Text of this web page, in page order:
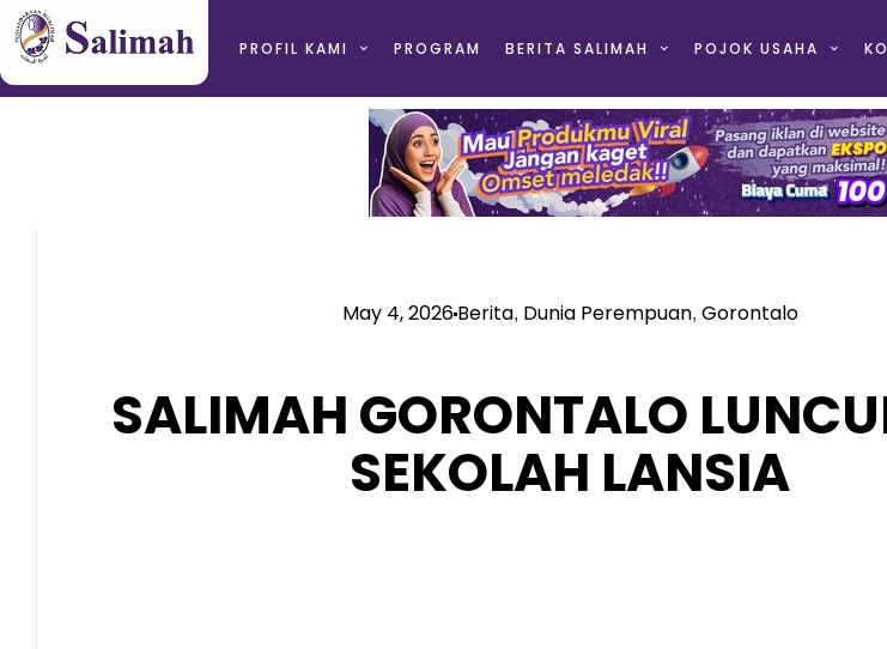
PROFIL KAMI PROGRAM BERITA SALIMAH POJOK USAHA
May 4, 2026Berita, Dunia Perempuan, Gorontalo
SALIMAH GORONTALO
SEKOLAH LANSIA